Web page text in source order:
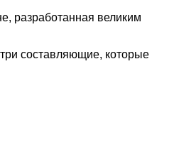
разработанная великим
составляющие, которые